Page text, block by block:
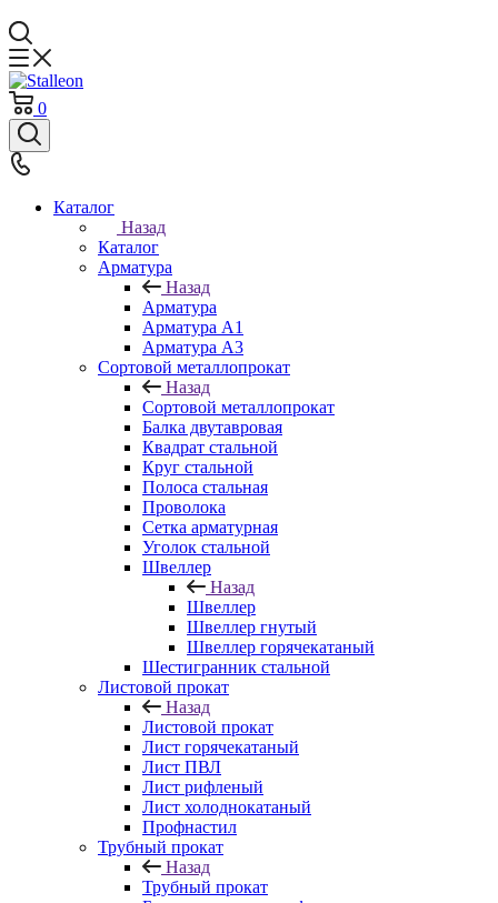
0
Каталог
Назад
Каталог
Арматура
Назад
Арматура
Арматура A1
Арматура А3
Сортовой металлопрокат
Назад
Сортовой металлопрокат
Балка двутавровая
Квадрат стальной
Круг стальной
Полоса стальная
Проволока
Сетка арматурная
Уголок стальной
Швеллер
Назад
Швеллер
Швеллер гнутый
Швеллер горячекатаный
Шестигранник стальной
Листовой прокат
Назад
Листовой прокат
Лист горячекатаный
Лист ПВЛ
Лист рифленый
Лист холоднокатаный
Профнастил
Трубный прокат
Назад
Трубный прокат